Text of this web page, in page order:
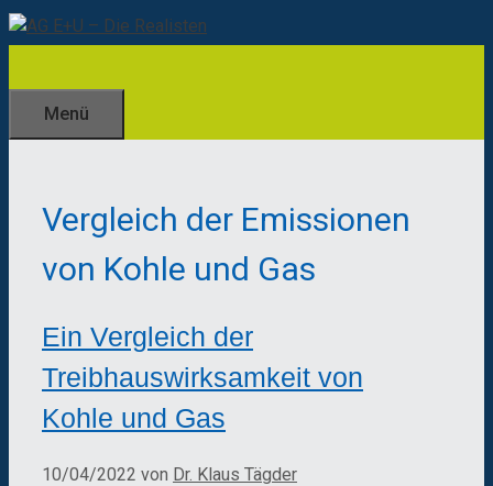
Zum
Inhalt
Menü
Vergleich der Emissionen
von Kohle und Gas
Ein Vergleich der
Treibhauswirksamkeit von
Kohle und Gas
10/04/2022 von Dr. Klaus Tägder